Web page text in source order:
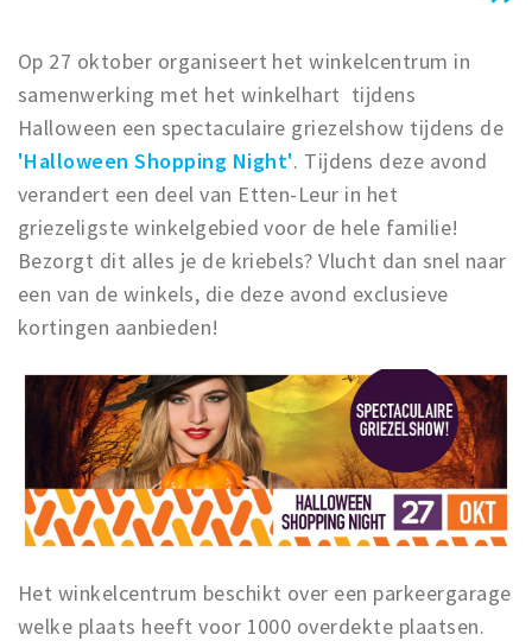
Op 27 oktober organiseert het winkelcentrum in
samenwerking met het winkelhart tijdens
Halloween een spectaculaire griezelshow tijdens de
'Halloween Shopping Night'. Tijdens deze avond
verandert een deel van Etten-Leur in het
griezeligste winkelgebied voor de hele familie!
Bezorgt dit alles je de kriebels? Vlucht dan snel naar
een van de winkels, die deze avond exclusieve
kortingen aanbieden!
Het winkelcentrum beschikt over een parkeergarage
welke plaats heeft voor 1000 overdekte plaatsen.